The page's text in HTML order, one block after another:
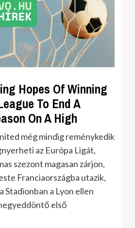
Hopes Of Winning
To End A
On A High
még mindig reménykedik
az Európa Ligát,
szezont magasan zárjon,
Franciaországba utazik,
Stadionban a Lyon ellen
első